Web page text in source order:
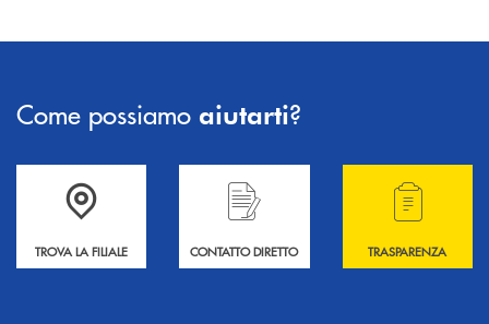
Come possiamo aiutarti?
Accedi all' elenco completo delle filiali .
TROVA LA FILIALE
Hai bisogno di informazioni? Contattaci !
CONTATTO DIRETTO
Hai bisogno di
TRASPARENZA